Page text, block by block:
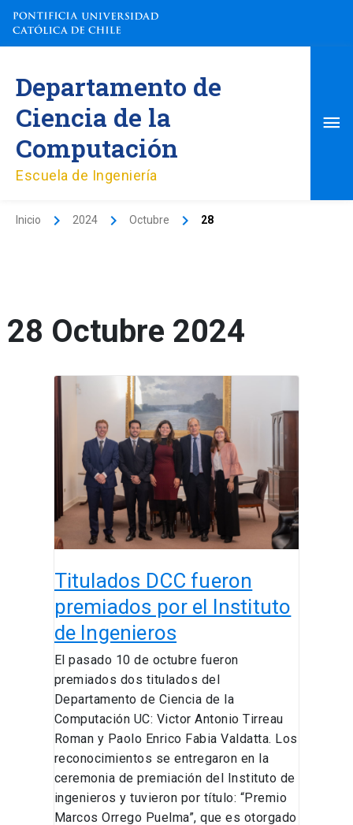
contenido
Departamento de
Ciencia de la
Computación
Escuela de Ingeniería
Inicio 2024 Octubre 28
28 Octubre 2024
Titulados DCC fueron
premiados por el Instituto
de Ingenieros
El pasado 10 de octubre fueron
premiados dos titulados del
Departamento de Ciencia de la
Computación UC: Victor Antonio Tirreau
Roman y Paolo Enrico Fabia Valdatta. Los
reconocimientos se entregaron en la
ceremonia de premiación del Instituto de
ingenieros y tuvieron por título: “Premio
Marcos Orrego Puelma”, que es otorgado
Titulados
DCC
premiados
el
Instituto
de
Ingenieros